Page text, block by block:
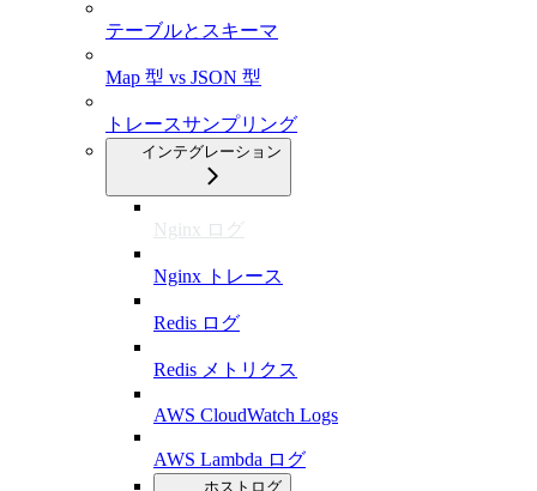
テーブルとスキーマ
Map 型 vs JSON 型
トレースサンプリング
インテグレーション
Nginx ログ
Nginx トレース
Redis ログ
Redis メトリクス
AWS CloudWatch Logs
AWS Lambda ログ
ホストログ